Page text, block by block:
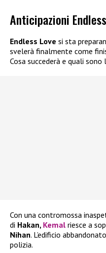
Anticipazioni
Endless Love si sta
svelerà finalmente come
Cosa succederà e quali sono
Con una contromossa
di Hakan, Kemal riesce a
Nihan. L’edificio
polizia.